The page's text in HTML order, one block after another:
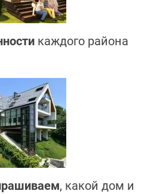
каждого района
, какой дом и